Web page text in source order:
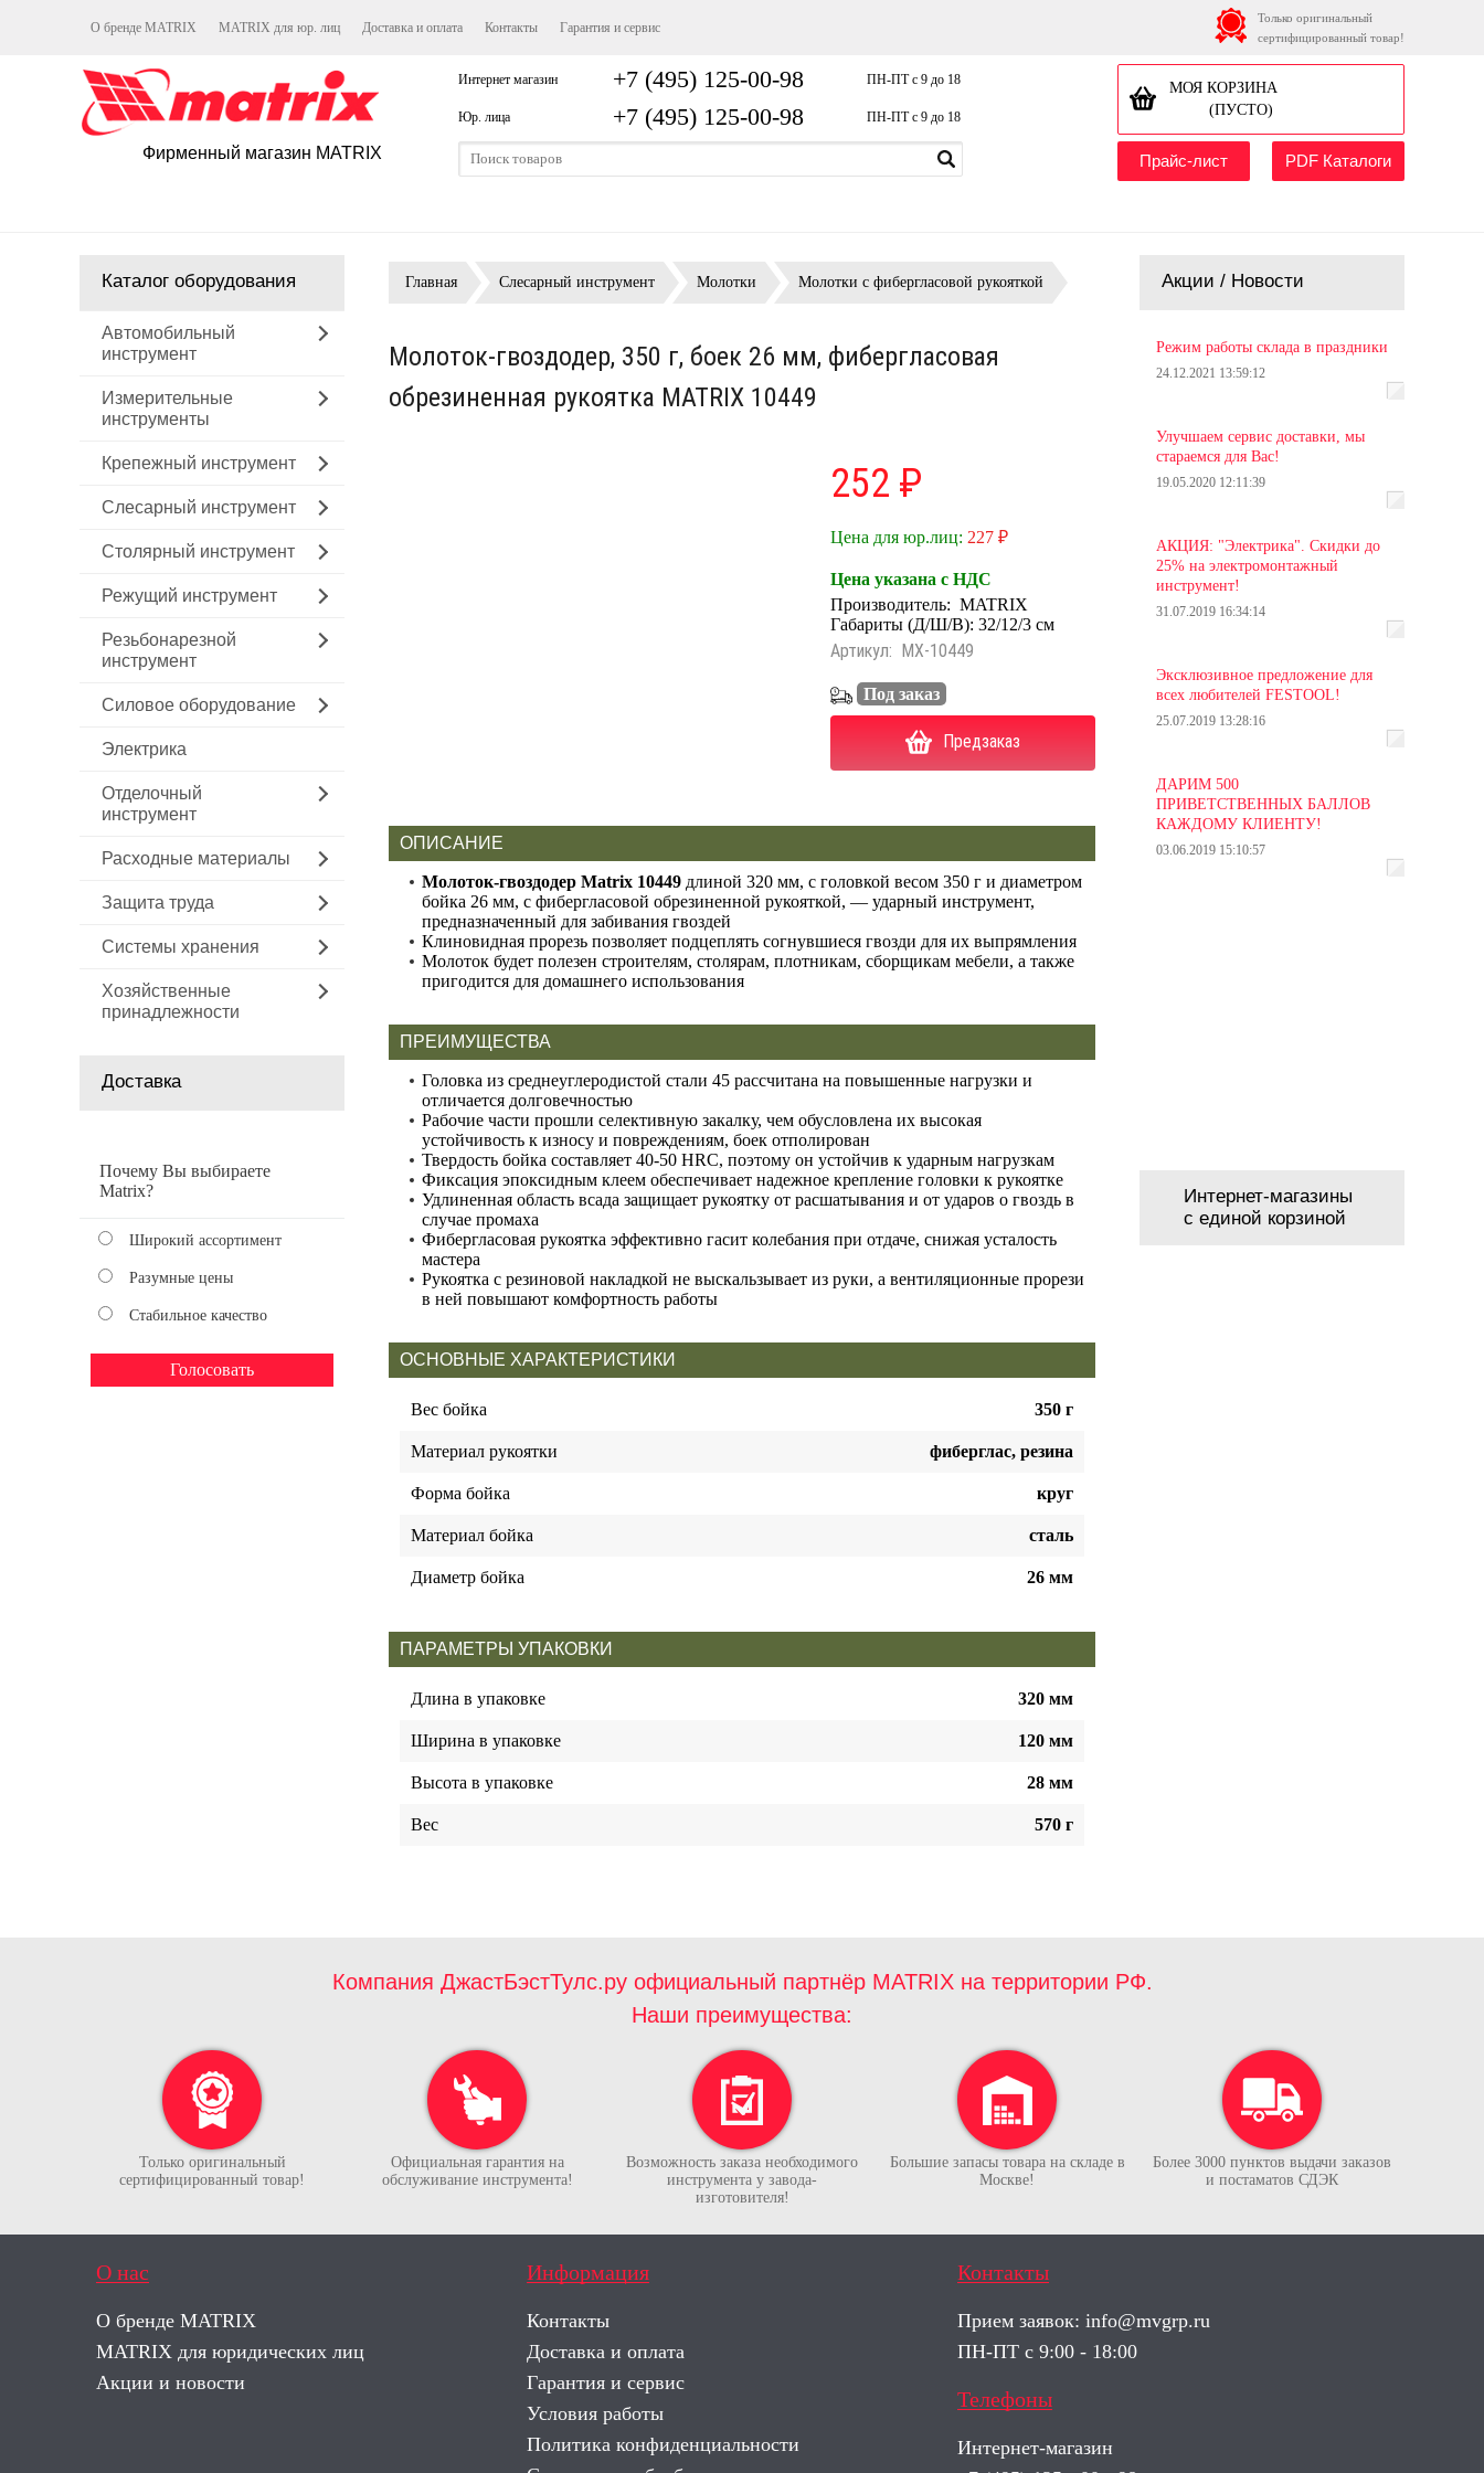
О бренде MATRIX MATRIX для юр. лиц Доставка и оплата Контакты Гарантия и сервис
Только оригинальный
сертифицированный товар!
Фирменный магазин MATRIX
Интернет магазин +7 (495) 125-00-98 ПН-ПТ с 9 до 18
Юр. лица +7 (495) 125-00-98 ПН-ПТ с 9 до 18
МОЯ КОРЗИНА
(ПУСТО)
Прайс-лист PDF Каталоги
Каталог оборудования
Автомобильный
инструмент
Измерительные
инструменты
Крепежный инструмент
Слесарный инструмент
Столярный инструмент
Режущий инструмент
Резьбонарезной
инструмент
Силовое оборудование
Электрика
Отделочный
инструмент
Расходные материалы
Защита труда
Системы хранения
Хозяйственные
принадлежности
Доставка
Почему Вы выбираете
Matrix?
Широкий ассортимент
Разумные цены
Стабильное качество
Главная Слесарный инструмент Молотки Молотки с фибергласовой рукояткой
Молоток-гвоздодер, 350 г, боек 26 мм, фибергласовая
обрезиненная рукоятка MATRIX 10449
252 ₽
Цена для юр.лиц: 227 ₽
Цена указана с НДС
Производитель: MATRIX
Габариты (Д/Ш/В): 32/12/3 см
Артикул: MX-10449
Под заказ
Предзаказ
ОПИСАНИЕ
Молоток-гвоздодер Matrix 10449 длиной 320 мм, с головкой весом 350 г и диаметром
бойка 26 мм, с фибергласовой обрезиненной рукояткой, — ударный инструмент,
предназначенный для забивания гвоздей
Клиновидная прорезь позволяет подцеплять согнувшиеся гвозди для их выпрямления
Молоток будет полезен строителям, столярам, плотникам, сборщикам мебели, а также
пригодится для домашнего использования
ПРЕИМУЩЕСТВА
Головка из среднеуглеродистой стали 45 рассчитана на повышенные нагрузки и
отличается долговечностью
Рабочие части прошли селективную закалку, чем обусловлена их высокая
устойчивость к износу и повреждениям, боек отполирован
Твердость бойка составляет 40-50 HRC, поэтому он устойчив к ударным нагрузкам
Фиксация эпоксидным клеем обеспечивает надежное крепление головки к рукоятке
Удлиненная область всада защищает рукоятку от расшатывания и от ударов о гвоздь в
случае промаха
Фибергласовая рукоятка эффективно гасит колебания при отдаче, снижая усталость
мастера
Рукоятка с резиновой накладкой не выскальзывает из руки, а вентиляционные прорези
в ней повышают комфортность работы
ОСНОВНЫЕ ХАРАКТЕРИСТИКИ
Вес бойка 350 г
Материал рукоятки фиберглас, резина
Форма бойка круг
Материал бойка сталь
Диаметр бойка 26 мм
ПАРАМЕТРЫ УПАКОВКИ
Длина в упаковке 320 мм
Ширина в упаковке 120 мм
Высота в упаковке 28 мм
Вес 570 г
Акции / Новости
Режим работы склада в праздники
24.12.2021 13:59:12
Улучшаем сервис доставки, мы
стараемся для Вас!
19.05.2020 12:11:39
АКЦИЯ: "Электрика". Скидки до
25% на электромонтажный
инструмент!
31.07.2019 16:34:14
Эксклюзивное предложение для
всех любителей FESTOOL!
25.07.2019 13:28:16
ДАРИМ 500
ПРИВЕТСТВЕННЫХ БАЛЛОВ
КАЖДОМУ КЛИЕНТУ!
03.06.2019 15:10:57
Интернет-магазины
с единой корзиной
Компания ДжастБэстТулс.ру официальный партнёр MATRIX на территории РФ.
Наши преимущества:
Только оригинальный
сертифицированный товар!
Официальная гарантия на
обслуживание инструмента!
Возможность заказа необходимого
инструмента у завода-
изготовителя!
Большие запасы товара на складе в
Москве!
Более 3000 пунктов выдачи заказов
и постаматов СДЭК
О нас
О бренде MATRIX
MATRIX для юридических лиц
Акции и новости
Информация
Контакты
Доставка и оплата
Гарантия и сервис
Условия работы
Политика конфиденциальности
Контакты
Прием заявок: info@mvgrp.ru
ПН-ПТ с 9:00 - 18:00
Телефоны
Интернет-магазин